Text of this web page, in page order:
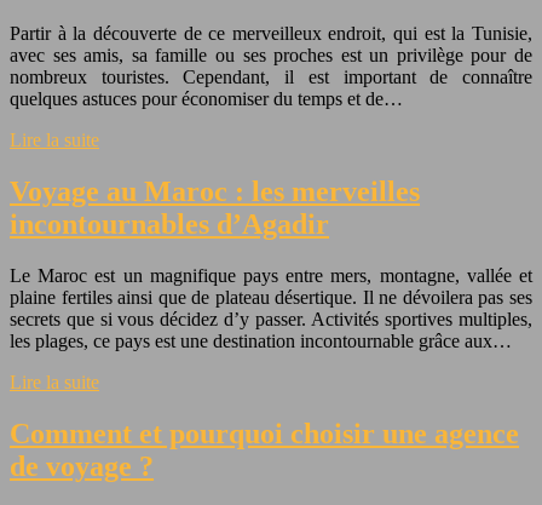
Partir à la découverte de ce merveilleux endroit, qui est la Tunisie,
avec ses amis, sa famille ou ses proches est un privilège pour de
nombreux touristes. Cependant, il est important de connaître
quelques astuces pour économiser du temps et de…
Lire la suite
Voyage au Maroc : les merveilles
incontournables d’Agadir
Le Maroc est un magnifique pays entre mers, montagne, vallée et
plaine fertiles ainsi que de plateau désertique. Il ne dévoilera pas ses
secrets que si vous décidez d’y passer. Activités sportives multiples,
les plages, ce pays est une destination incontournable grâce aux…
Lire la suite
Comment et pourquoi choisir une agence
de voyage ?